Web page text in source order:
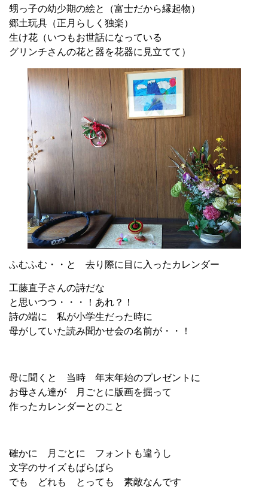
甥っ子の幼少期の絵と（富士だから縁起物）
郷土玩具（正月らしく独楽）
生け花（いつもお世話になっている
グリンチさんの花と器を花器に見立てて）
ふむふむ・・と 去り際に目に入ったカレンダー
工藤直子さんの詩だな
と思いつつ・・・！あれ？！
詩の端に 私が小学生だった時に
母がしていた読み聞かせ会の名前が・・！
母に聞くと 当時 年末年始のプレゼントに
お母さん達が 月ごとに版画を掘って
作ったカレンダーとのこと
確かに 月ごとに フォントも違うし
文字のサイズもばらばら
でも どれも とっても 素敵なんです